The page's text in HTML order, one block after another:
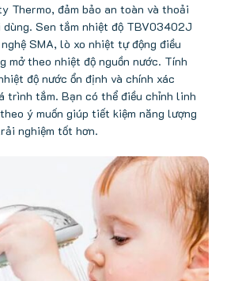
Thermo, đảm bảo an toàn và thoải
dùng. Sen tắm nhiệt độ TBV03402J
SMA, lò xo nhiệt tự động điều
mở theo nhiệt độ nguồn nước. Tính
độ nước ổn định và chính xác
trình tắm. Bạn có thể điều chỉnh linh
ý muốn giúp tiết kiệm năng lượng
nghiệm tốt hơn.